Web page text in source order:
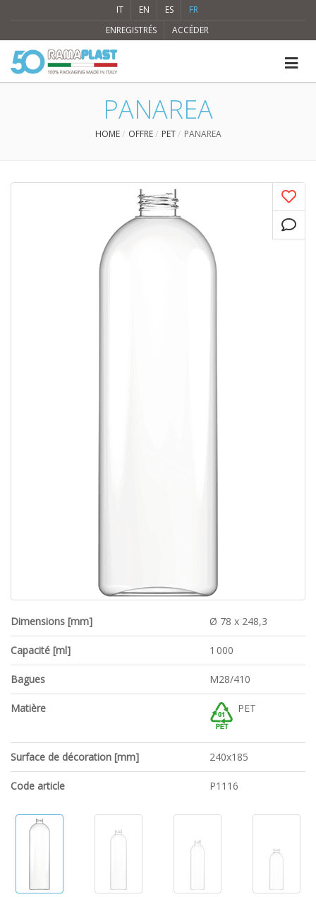
IT EN ES
FR
ENREGISTRÉS
ACCÉDER
PANAREA
HOME OFFRE PET PANAREA
Dimensions [mm] Ø 78 x 248,3
Capacité [ml] 1 000
Bagues M28/410
Matière PET
Surface de décoration [mm] 240x185
Code article P1116